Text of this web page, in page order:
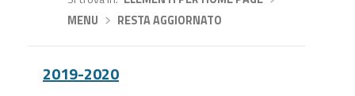
MENU
RESTA AGGIORNATO
2019-2020